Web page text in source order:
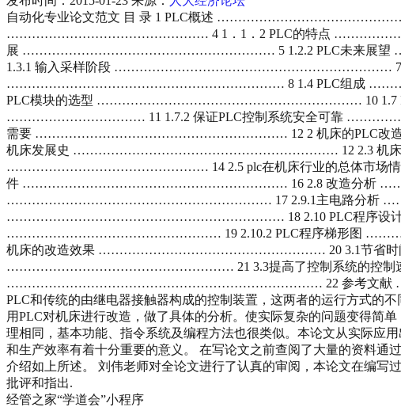
自动化专业论文范文 目 录 1 PLC概述
………………………………………… 4 1．1．2 PLC的特点
展 …………………………………………………… 5 1.2.2 PLC未来
1.3.1 输入采样阶段 ………………………………………………………… 7
………………………………………………………… 8 1.4 PLC组成
PLC模块的选型 ……………………………………………………… 10 1.7
…………………………… 11 1.7.2 保证PLC控制系统安全可靠
需要 …………………………………………………… 12 2 机床的PLC
机床发展史 ……………………………………………………… 12 2.3 机床
………………………………………… 14 2.5 plc在机床行业的总体市
件 ……………………………………………………… 16 2.8 改造分析
……………………………………………………… 17 2.9.1主电路分析
………………………………………………………… 18 2.10 PLC程序设
…………………………………………… 19 2.10.2 PLC程序梯形
机床的改造效果 ……………………………………………… 20 3.1节省时
……………………………………………… 21 3.3提高了控制系统的控制
………………………………………………………………… 22 参考文献
PLC和传统的由继电器接触器构成的控制装置，这两者的运行方式的
用PLC对机床进行改造，做了具体的分析。使实际复杂的问题变得简
理相同，基本功能、指令系统及编程方法也很类似。本论文从实际应
和生产效率有着十分重要的意义。 在写论文之前查阅了大量的资料通
介绍如上所述。 刘伟老师对全论文进行了认真的审阅，本论文在编写
批评和指出.
经管之家“学道会”小程序